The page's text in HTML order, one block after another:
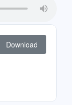
Download